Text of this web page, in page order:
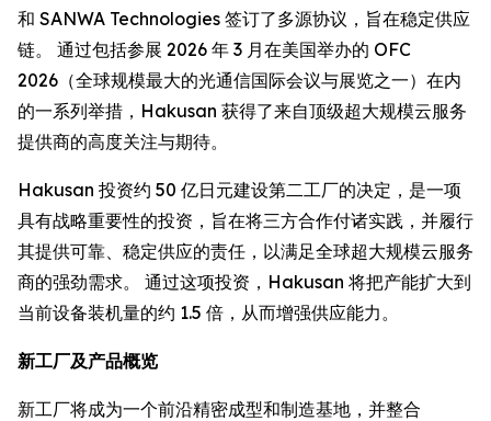
和 SANWA Technologies 签订了多源协议，旨在稳定供应
链。 通过包括参展 2026 年 3 月在美国举办的 OFC
2026（全球规模最大的光通信国际会议与展览之一）在内
的一系列举措，Hakusan 获得了来自顶级超大规模云服务
提供商的高度关注与期待。
Hakusan 投资约 50 亿日元建设第二工厂的决定，是一项
具有战略重要性的投资，旨在将三方合作付诸实践，并履行
其提供可靠、稳定供应的责任，以满足全球超大规模云服务
商的强劲需求。 通过这项投资，Hakusan 将把产能扩大到
当前设备装机量的约 1.5 倍，从而增强供应能力。
新工厂及产品概览
新工厂将成为一个前沿精密成型和制造基地，并整合